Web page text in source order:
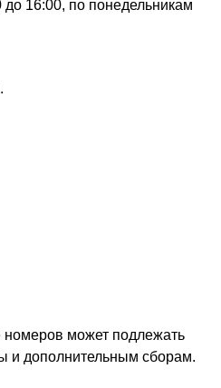
16:00, по понедельникам
может подлежать
и дополнительным сборам.